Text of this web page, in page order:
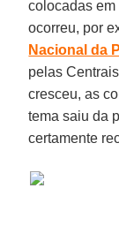
colocadas
ocorreu, por
Nacional da
pelas
cresceu, as
tema saiu da
certamente